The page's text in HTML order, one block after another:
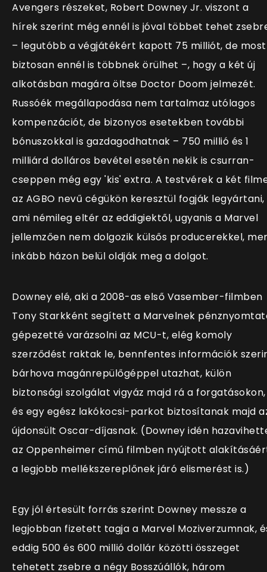
Avengers részeket, Robert Downey Jr. viszont a
hírek szerint még ennél is jóval többet tehet
– legutóbb a végjátékért kapott 75 milliót, de most
biztosan ennél is többnek örülhet –, hogy a két új
alkotásban magára öltse Doctor Doom jelmezét.
Russóék megállapodása nem tartalmaz utólagos
kompenzációt, de bizonyos esetekben további
bónuszokkal is gazdagodhatnak – 750 millió és 1
milliárd dolláros bevétel esetén nekik is csurran-
cseppen még egy 'kis' extra. A testvérek a két
az AGBO nevű cégükön keresztül fogják legyártani,
ami némileg eltér az eddigiektől, ugyanis a Marvel
jellemzően nem dolgozik külsős producerekkel,
inkább házon belül oldják meg a dolgot.
Downey elé, aki a 2008-as első Vasember-filmben
Tony Starkként segített a Marvelnek
gépezetté varázsolni az MCU-t, elég komoly
szerződést raktak le, bennfentes információk
bárhova magánrepülőgéppel utazhat, külön
biztonsági szolgálat vigyáz majd rá a forgatásokon,
és egy egész lakókocsi-parkot biztosítanak majd
újdonsült Oscar-díjasnak. (Downey idén
az Oppenheimer című filmben nyújtott
a legjobb mellékszereplőnek járó elismerést is.)
Egy jól értesült forrás szerint Downey messze a
legjobban fizetett tagja a Marvel Moziverzumnak,
eddig 500 és 600 millió dollár közötti összeget
tehetett zsebre a négy Bosszúállók, három